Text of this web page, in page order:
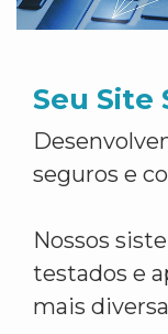
Seu Site
seguros e
Nossos
testados e
mais